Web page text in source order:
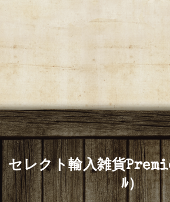
セレクト輸入雑貨
ﾙ）